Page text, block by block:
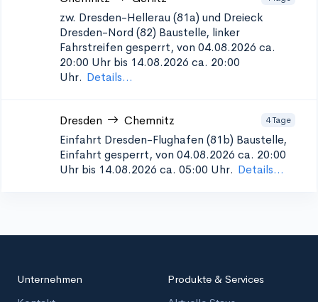
zw. Dresden-Hellerau (81a) und Dreieck
Dresden-Nord (82) Baustelle, linker
Fahrstreifen gesperrt, von 04.08.2026 ca.
20:00 Uhr bis 14.08.2026 ca. 20:00
Uhr. Details...
Dresden Chemnitz 4 Tage
Einfahrt Dresden-Flughafen (81b) Baustelle,
Einfahrt gesperrt, von 04.08.2026 ca. 20:00
Uhr bis 14.08.2026 ca. 05:00 Uhr. Details...
Unternehmen
Produkte & Services